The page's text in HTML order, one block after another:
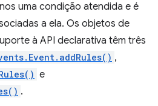
uma condição atendida e é
a ela. Os objetos de
à API declarativa têm três
,
e
.